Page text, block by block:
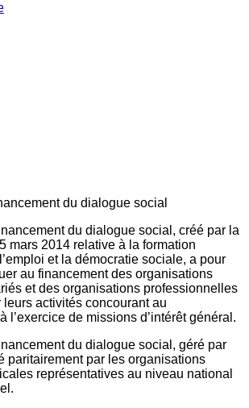
du dialogue social, créé par la
mars 2014 relative à la formation
et la démocratie sociale, a pour
au financement des organisations
et des organisations professionnelles
leurs activités concourant au
l’exercice de missions d’intérêt général.
du dialogue social, géré par
paritairement par les organisations
représentatives au niveau national